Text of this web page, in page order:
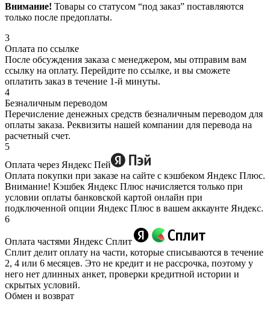
Внимание! Товары со статусом “под заказ” поставляются
только после предоплаты.
3
Оплата по ссылке
После обсуждения заказа с менеджером, мы отправим вам
ссылку на оплату. Перейдите по ссылке, и вы сможете
оплатить заказ в течение 1-й минуты.
4
Безналичным переводом
Перечисление денежных средств безналичным переводом для
оплаты заказа. Реквизиты нашей компании для перевода на
расчетный счет.
5
Оплата через Яндекс Пей
Оплата покупки при заказе на сайте с кэшбеком Яндекс Плюс.
Внимание! Кэшбек Яндекс Плюс начисляется только при
условии оплаты банковской картой онлайн при
подключенной опции Яндекс Плюс в вашем аккаунте Яндекс.
6
Оплата частями Яндекс Сплит
Сплит делит оплату на части, которые списываются в течение
2, 4 или 6 месяцев. Это не кредит и не рассрочка, поэтому у
него нет длинных анкет, проверки кредитной истории и
скрытых условий.
Обмен и возврат